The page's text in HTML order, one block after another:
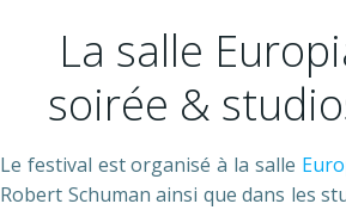
La salle
soirée &
Le festival est organisé à la salle
Robert Schuman ainsi que dans les